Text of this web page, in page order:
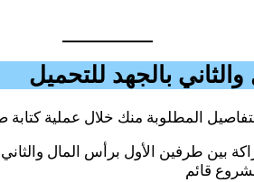
بالجهد للتحميل
المطلوبة منك خلال عملية
قائم